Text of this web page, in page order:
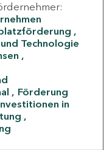
Technologie
Förderung
in